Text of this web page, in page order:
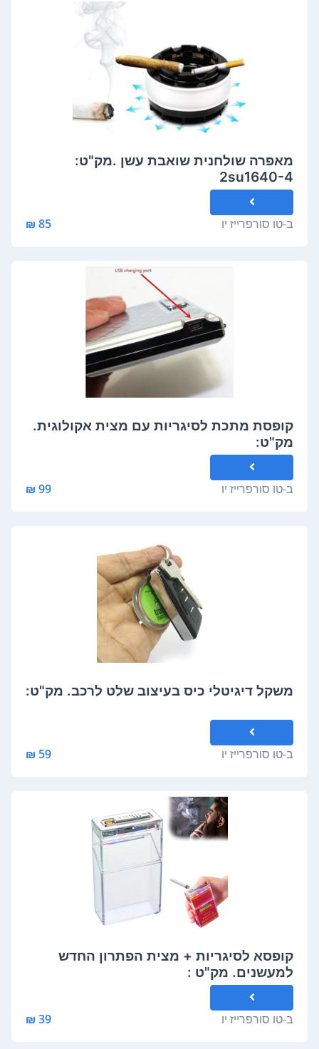
מאפרה שולחנית שואבת עשן .מק"ט:
2su1640-4
ב-טו סורפרייז יו 85 ₪
קופסת מתכת לסיגריות עם מצית אקולוגית.
מק"ט:
ב-טו סורפרייז יו 99 ₪
משקל דיגיטלי כיס בעיצוב שלט לרכב. מק"ט:
ב-טו סורפרייז יו 59 ₪
קופסא לסיגריות + מצית הפתרון החדש
למעשנים. מק"ט :
ב-טו סורפרייז יו 39 ₪